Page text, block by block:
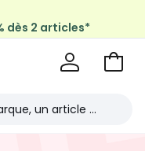
dès 2 articles*
offerte*
Aller